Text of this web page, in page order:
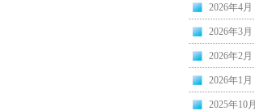
2026年4月
2026年3月
2026年2月
2026年1月
2025年10月